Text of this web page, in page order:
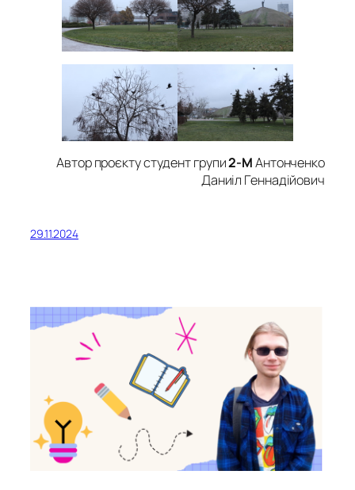
Автор проєкту студент групи2-МАнтонченко
Даниіл Геннадійович
29.11.2024